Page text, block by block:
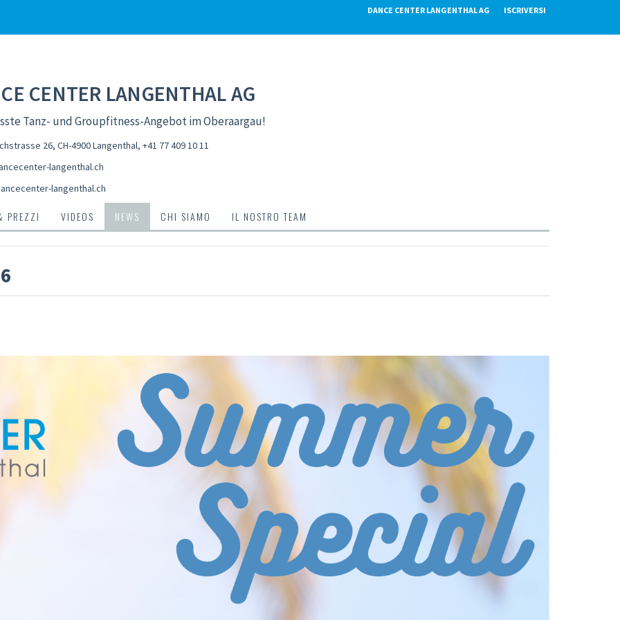
DANCE CENTER LANGENTHAL AG ISCRIVERSI
CENTER LANGENTHAL AG
Tanz- und Groupfitness-Angebot im Oberaargau!
26, CH-4900 Langenthal, +41 77 409 10 11
langenthal.ch
langenthal.ch
PREZZI VIDEOS NEWS CHI SIAMO IL NOSTRO TEAM